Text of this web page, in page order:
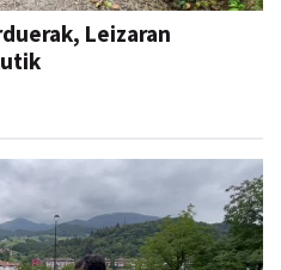
Leizaran